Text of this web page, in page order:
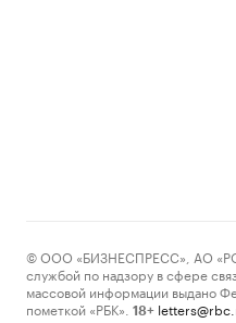
Великая усталость. Почему
людей сегодня чувствуют
РБК ТВ Юг: автор «Пиши,
о визуальном бренде южных
© ООО «БИЗНЕСПРЕСС», АО
службой по надзору в сфере
массовой информации выдано
пометкой «РБК».
18+